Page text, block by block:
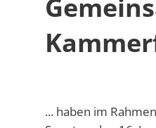
... haben im